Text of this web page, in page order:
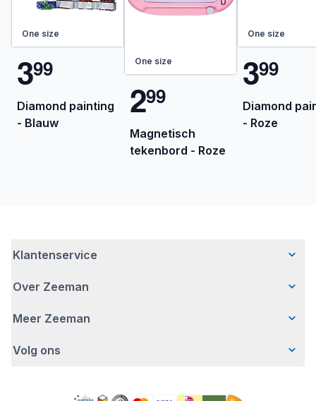
One size
399
Diamond painting
- Blauw
One size
299
Magnetisch
tekenbord - Roze
One size
399
Diamond
- Roze
Klantenservice
Veelgestelde vragen
Bezorgen
Retourneren
Over Zeeman
Wie wij zijn
Hoe wij verantwoord ondernemen
Meer Zeeman
Veiligheidswaarschuwing
Volg ons